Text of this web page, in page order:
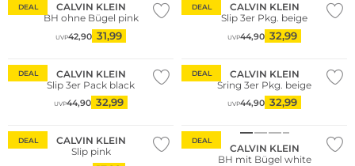
DEAL
CALVIN KLEIN
BH ohne Bügel pink
UVP42,90 31,99
DEAL
CALVIN KLEIN
Slip 3er Pkg. beige
UVP44,90 32,99
DEAL
CALVIN KLEIN
Slip 3er Pack black
UVP44,90 32,99
DEAL
CALVIN KLEIN
Sring 3er Pkg. beige
UVP44,90 32,99
DEAL
CALVIN KLEIN
Slip pink
DEAL
CALVIN KLEIN
BH mit Bügel white